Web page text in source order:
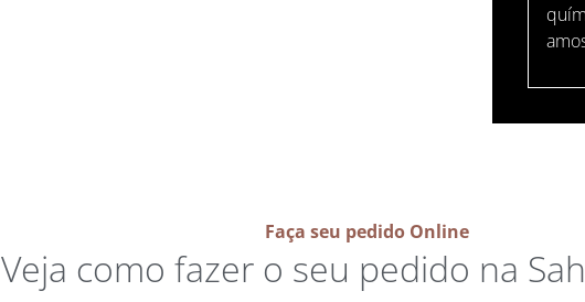
Faça seu pedido Online
Veja como fazer o seu pedido na